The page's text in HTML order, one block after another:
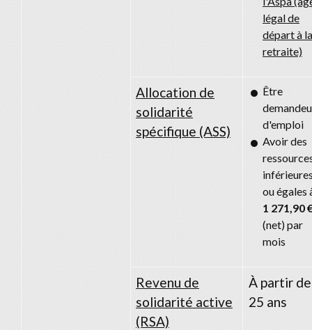
légal de
départ à la
retraite)
Allocation de
solidarité
spécifique (ASS)
Être
d'emploi
Avoir des
ou égales
1 271,90
(net) par
mois
Revenu de
solidarité active
(RSA)
À partir de
25 ans